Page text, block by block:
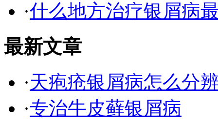
·什么地方治疗银屑病
最新文章
·天疱疮银屑病怎么分
·专治牛皮藓银屑病